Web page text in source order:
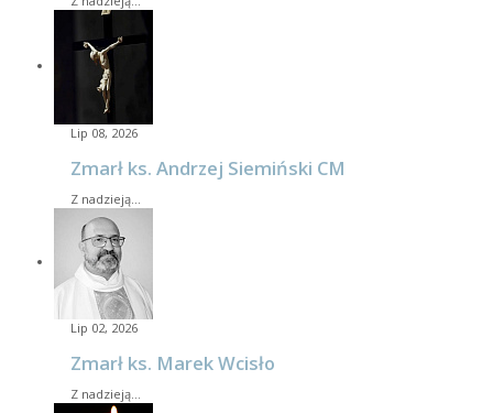
Lip 08, 2026
Zmarł ks. Andrzej Siemiński CM
Z nadzieją…
Lip 02, 2026
Zmarł ks. Marek Wcisło
Z nadzieją…